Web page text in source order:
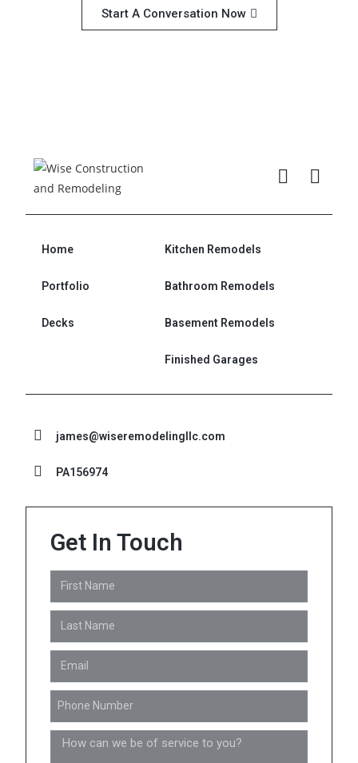
Start A Conversation Now
Home
Portfolio
Decks
Kitchen Remodels
Bathroom Remodels
Basement Remodels
Finished Garages
james@wiseremodelingllc.com
PA156974
Get In Touch